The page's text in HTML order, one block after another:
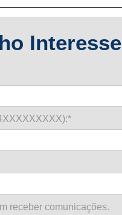
Interesse
receber comunicações.